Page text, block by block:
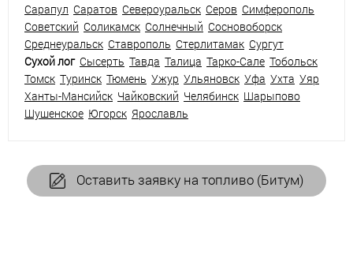
Сарапул Саратов Североуральск Серов Симферополь
Советский Соликамск Солнечный Сосновоборск
Среднеуральск Ставрополь Стерлитамак Сургут
Сухой лог Сысерть Тавда Талица Тарко-Сале Тобольск
Томск Туринск Тюмень Ужур Ульяновск Уфа Ухта Уяр
Ханты-Мансийск Чайковский Челябинск Шарыпово
Шушенское Югорск Ярославль
Оставить заявку на топливо (Битум)